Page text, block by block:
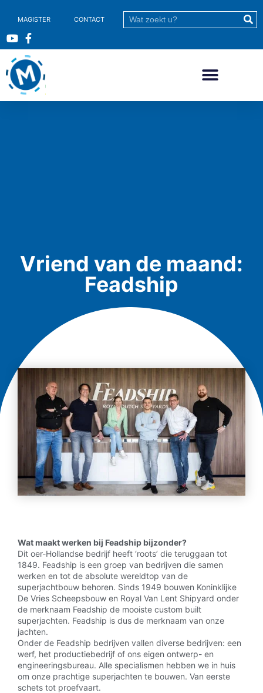
MAGISTER CONTACT
Vriend van de maand:
Feadship
Wat maakt werken bij Feadship bijzonder?
Dit oer-Hollandse bedrijf heeft ‘roots’ die teruggaan tot
1849. Feadship is een groep van bedrijven die samen
werken en tot de absolute wereldtop van de
superjachtbouw behoren. Sinds 1949 bouwen Koninklijke
De Vries Scheepsbouw en Royal Van Lent Shipyard onder
de merknaam Feadship de mooiste custom built
superjachten. Feadship is dus de merknaam van onze
jachten.
Onder de Feadship bedrijven vallen diverse bedrijven: een
werf, het productiebedrijf of ons eigen ontwerp- en
engineeringsbureau. Alle specialismen hebben we in huis
om onze prachtige superjachten te bouwen. Van eerste
schets tot proefvaart.